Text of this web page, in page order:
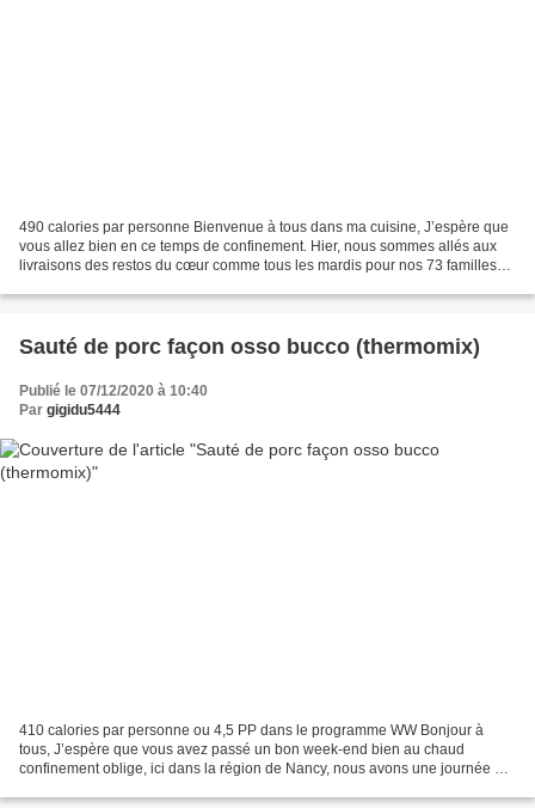
490 calories par personne Bienvenue à tous dans ma cuisine, J’espère que
vous allez bien en ce temps de confinement. Hier, nous sommes allés aux
livraisons des restos du cœur comme tous les mardis pour nos 73 familles
Sauté de porc façon osso bucco (thermomix)
Publié le 07/12/2020 à 10:40
Par gigidu5444
410 calories par personne ou 4,5 PP dans le programme WW Bonjour à
tous, J’espère que vous avez passé un bon week-end bien au chaud
confinement oblige, ici dans la région de Nancy, nous avons une journée de